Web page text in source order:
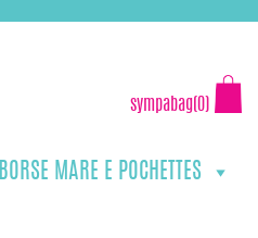
sympabag(0)
BORSE MARE E POCHETTES